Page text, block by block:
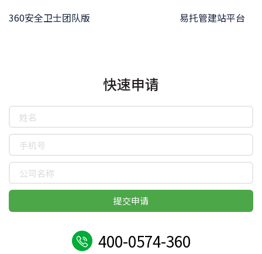
360安全卫士团队版 易托管建站平台
快速申请
提交申请
400-0574-360